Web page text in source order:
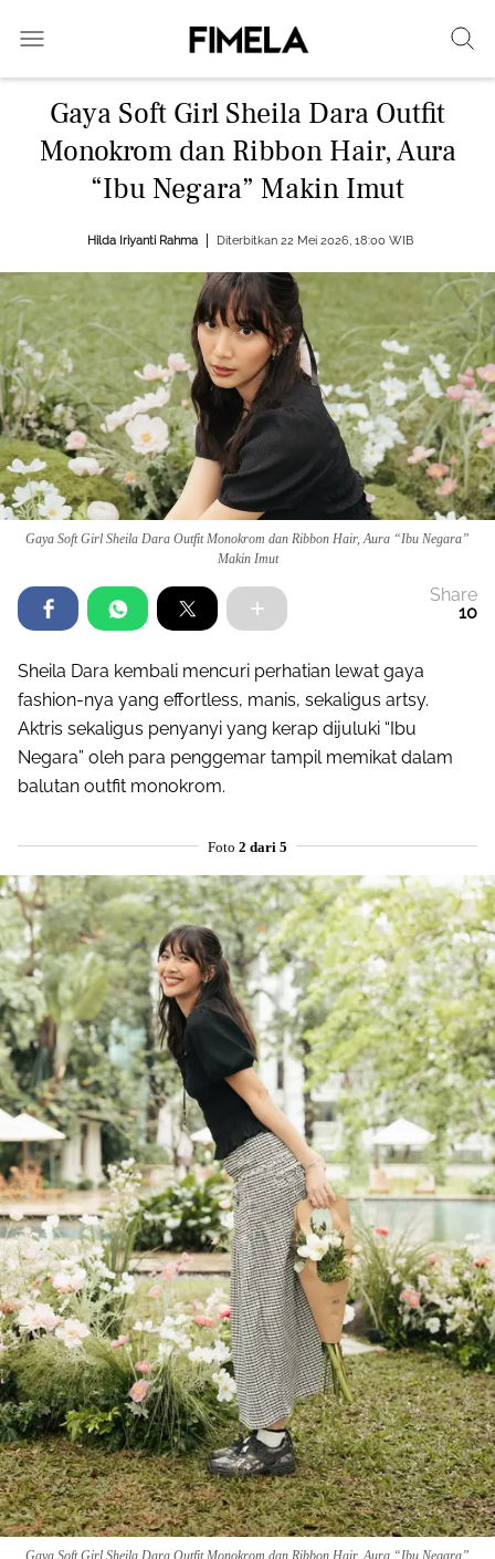
Gaya Soft Girl Sheila Dara Outfit
Monokrom dan Ribbon Hair, Aura
“Ibu Negara” Makin Imut
Hilda Iriyanti Rahma Diterbitkan 22 Mei 2026, 18:00 WIB
Gaya Soft Girl Sheila Dara Outfit Monokrom dan Ribbon Hair, Aura “Ibu Negara”
Makin Imut
Share
10
Sheila Dara kembali mencuri perhatian lewat gaya
fashion-nya yang effortless, manis, sekaligus artsy.
Aktris sekaligus penyanyi yang kerap dijuluki “Ibu
Negara” oleh para penggemar tampil memikat dalam
balutan outfit monokrom.
Foto 2 dari 5
Gaya Soft Girl Sheila Dara Outfit Monokrom dan Ribbon Hair, Aura “Ibu Negara”